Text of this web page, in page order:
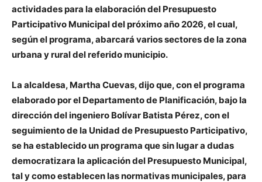
actividades para la elaboración del Presupuesto
Participativo Municipal del próximo año 2026, el cual,
según el programa, abarcará varios sectores de la zona
urbana y rural del referido municipio.
La alcaldesa, Martha Cuevas, dijo que, con el programa
elaborado por el Departamento de Planificación, bajo la
dirección del ingeniero Bolívar Batista Pérez, con el
seguimiento de la Unidad de Presupuesto Participativo,
se ha establecido un programa que sin lugar a dudas
democratizara la aplicación del Presupuesto Municipal,
tal y como establecen las normativas municipales, para